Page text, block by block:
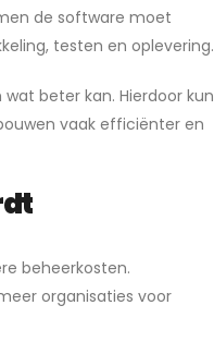
de software moet
testen en oplevering.
beter kan. Hierdoor kun
vaak efficiënter en
beheerkosten.
organisaties voor